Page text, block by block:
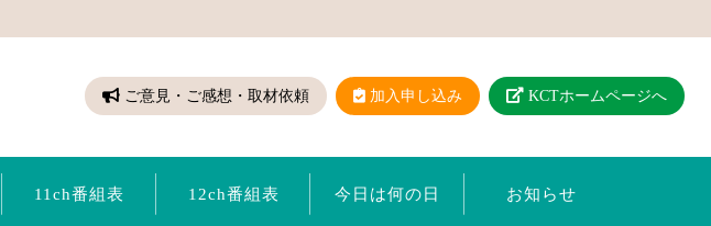
ご意見・ご感想・取材依頼 加入申し込み KCTホームページへ
11ch番組表 12ch番組表 今日は何の日 お知らせ